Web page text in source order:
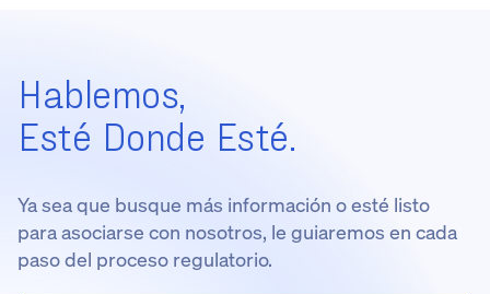
Hablemos,
Esté Donde Esté.
Ya sea que busque más información o esté listo
para asociarse con nosotros, le guiaremos en cada
paso del proceso regulatorio.